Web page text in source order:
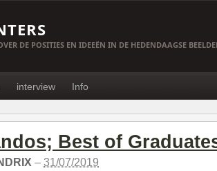
DE POSITIES EN IDEEËN IN DE HEDENDAAGSE
interview Info
Best of
– 31/07/2019